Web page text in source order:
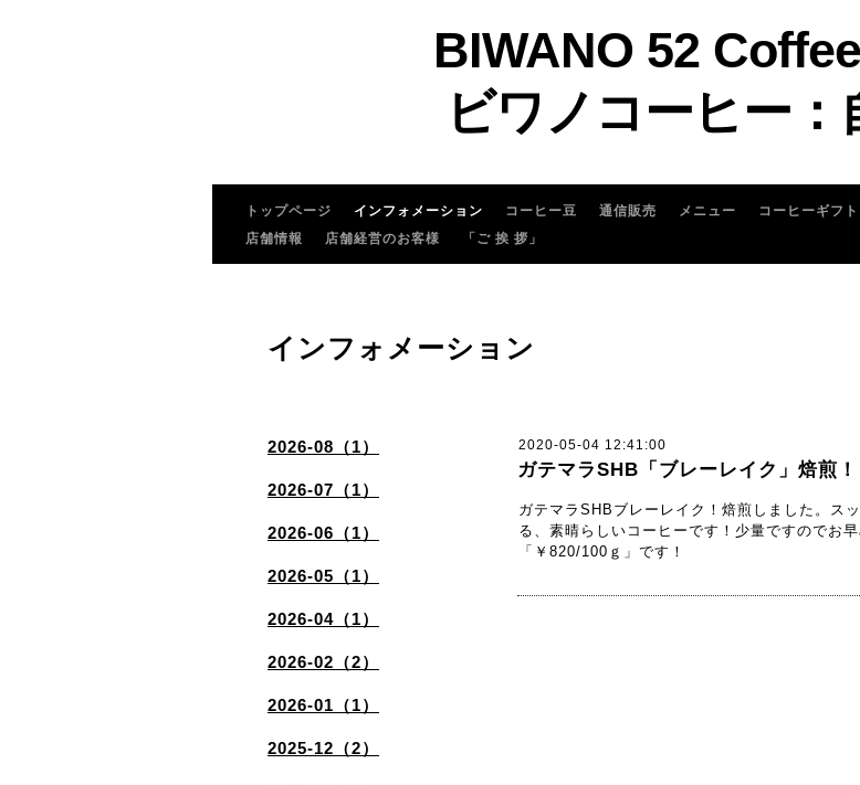
BIWANO 52
ビワノコーヒー：
トップページ インフォメーション コーヒー豆 通信販売 メニュー コーヒーギフト
店舗情報
店舗経営のお客様 「ご 挨 拶」
2026-08（1）
2026-07（1）
2026-06（1）
2026-05（1）
2026-04（1）
2026-02（2）
2026-01（1）
2025-12（2）
インフォメーション
2020-05-04 12:41:00
ガテマラSHB「ブレーレイク」焙煎！
ガテマラSHBブレーレイク！焙煎しました。ス
る、素晴らしいコーヒーです！少量ですのでお
「￥820/100ｇ」です！